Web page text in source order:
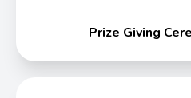
Prize Giving